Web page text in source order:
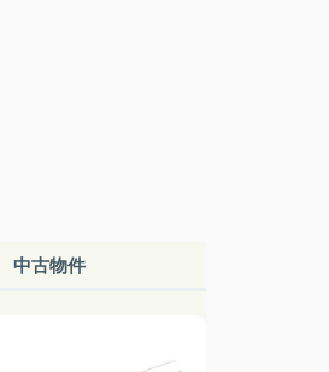
中古物件